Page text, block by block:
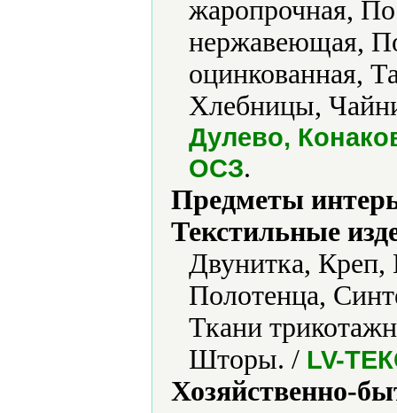
жаропрочная,
нержавеющая,
оцинкованная,
Хлебницы,
Дулево,
ОСЗ.
Предметы
Текстильные
Двунитка,
Полотенца,
Ткани
Шторы. / LV-
Хозяйственно-